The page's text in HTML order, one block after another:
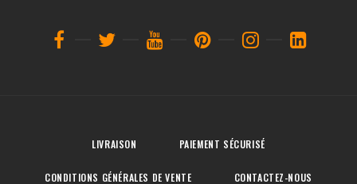
LIVRAISON PAIEMENT SÉCURISÉ
CONDITIONS GÉNÉRALES DE VENTE CONTACTEZ-NOUS